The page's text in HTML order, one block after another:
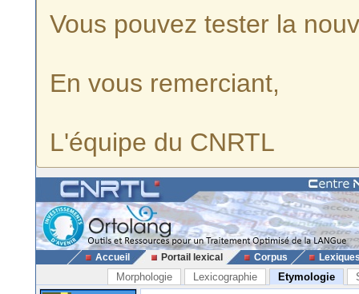
Vous pouvez tester la
En vous remerciant,
L'équipe du CNRTL
Accueil Portail lexical Corpus
Morphologie Lexicographie Etymologie